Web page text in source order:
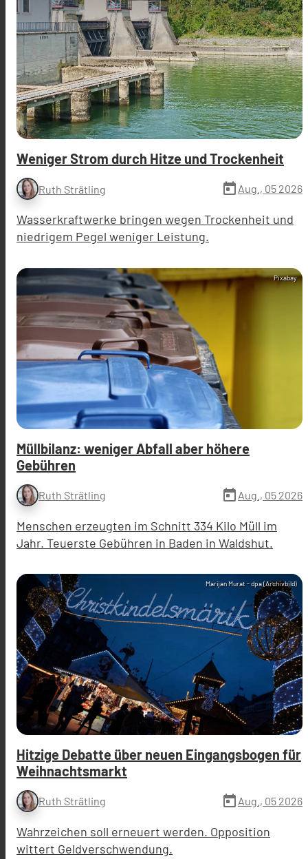
Weniger Strom durch Hitze und Trockenheit
Ruth Strätling today Aug., 05 2026
Wasserkraftwerke bringen wegen Trockenheit und
niedrigem Pegel weniger Leistung.
Pixabay
Müllbilanz: weniger Abfall aber höhere
Gebühren
Ruth Strätling today Aug., 05 2026
Menschen erzeugten im Schnitt 334 Kilo Müll im
Jahr. Teuerste Gebühren in Baden in Waldshut.
Marijan Murat - dpa (Archivbild)
Hitzige Debatte über neuen Eingangsbogen für
Weihnachtsmarkt
Ruth Strätling today Aug., 05 2026
Wahrzeichen soll erneuert werden. Opposition
wittert Geldverschwendung.